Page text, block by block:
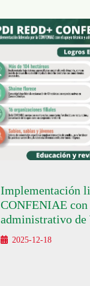
Implementación
CONFENIAE
administrativo de
2025-12-18